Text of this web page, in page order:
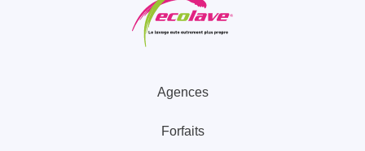
Agences
Forfaits